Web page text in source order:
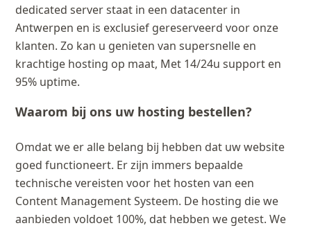
dedicated server staat in een datacenter in
Antwerpen en is exclusief gereserveerd voor onze
klanten. Zo kan u genieten van supersnelle en
krachtige hosting op maat, Met 14/24u support en
95% uptime.
Waarom bij ons uw hosting bestellen?
Omdat we er alle belang bij hebben dat uw website
goed functioneert. Er zijn immers bepaalde
technische vereisten voor het hosten van een
Content Management Systeem. De hosting die we
aanbieden voldoet 100%, dat hebben we getest. We